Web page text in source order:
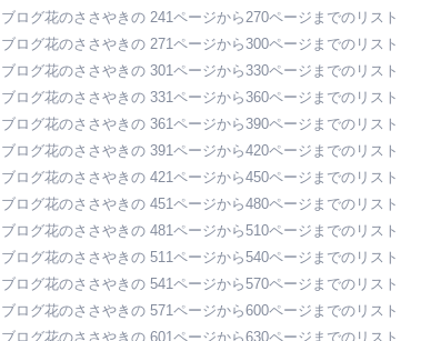
ブログ花のささやきの 241ページから270ページまでのリスト
ブログ花のささやきの 271ページから300ページまでのリスト
ブログ花のささやきの 301ページから330ページまでのリスト
ブログ花のささやきの 331ページから360ページまでのリスト
ブログ花のささやきの 361ページから390ページまでのリスト
ブログ花のささやきの 391ページから420ページまでのリスト
ブログ花のささやきの 421ページから450ページまでのリスト
ブログ花のささやきの 451ページから480ページまでのリスト
ブログ花のささやきの 481ページから510ページまでのリスト
ブログ花のささやきの 511ページから540ページまでのリスト
ブログ花のささやきの 541ページから570ページまでのリスト
ブログ花のささやきの 571ページから600ページまでのリスト
ブログ花のささやきの 601ページから630ページまでのリスト